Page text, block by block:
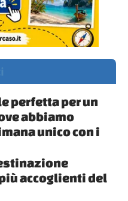
perfetta per un
abbiamo
unico con i
accoglienti del